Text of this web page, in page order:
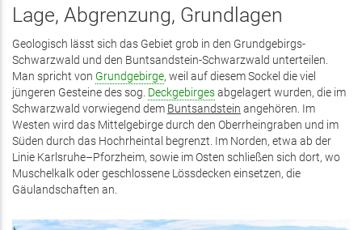
Lage, Abgrenzung, Grundlagen
Geologisch lässt sich das Gebiet grob in den Grundgebirgs-
Schwarzwald und den Buntsandstein-Schwarzwald unterteilen.
Man spricht von Grundgebirge, weil auf diesem Sockel die viel
jüngeren Gesteine des sog. Deckgebirgesabgelagert wurden, die im
Schwarzwald vorwiegend dem Buntsandstein angehören. Im
Westen wird das Mittelgebirge durch den Oberrheingraben und im
Süden durch das Hochrheintal begrenzt. Im Norden, etwa ab der
Linie Karlsruhe–Pforzheim, sowie im Osten schließen sich dort, wo
Muschelkalk oder geschlossene Lössdecken einsetzen, die
Gäulandschaften an.